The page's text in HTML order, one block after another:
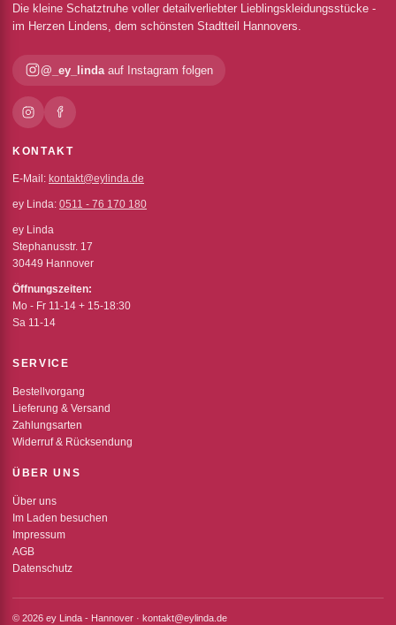
Die kleine Schatztruhe voller detailverliebter Lieblingskleidungsstücke -
im Herzen Lindens, dem schönsten Stadtteil Hannovers.
@_ey_linda auf Instagram folgen
KONTAKT
E-Mail: kontakt@eylinda.de
ey Linda: 0511 - 76 170 180
ey Linda
Stephanusstr. 17
30449 Hannover
Öffnungszeiten:
Mo - Fr 11-14 + 15-18:30
Sa 11-14
SERVICE
Bestellvorgang
Lieferung & Versand
Zahlungsarten
Widerruf & Rücksendung
ÜBER UNS
Über uns
Im Laden besuchen
Impressum
AGB
Datenschutz
© 2026 ey Linda - Hannover · kontakt@eylinda.de